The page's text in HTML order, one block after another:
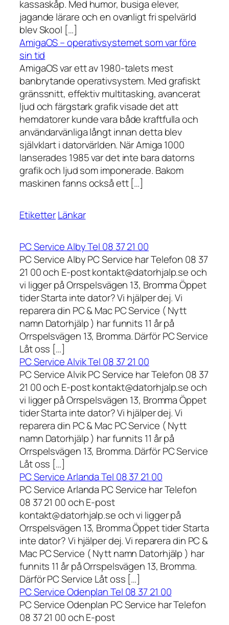
kassaskåp. Med humor, busiga elever,
jagande lärare och en ovanligt fri spelvärld
blev Skool […]
AmigaOS – operativsystemet som var före
sin tid
AmigaOS var ett av 1980-talets mest
banbrytande operativsystem. Med grafiskt
gränssnitt, effektiv multitasking, avancerat
ljud och färgstark grafik visade det att
hemdatorer kunde vara både kraftfulla och
användarvänliga långt innan detta blev
självklart i datorvärlden. När Amiga 1000
lanserades 1985 var det inte bara datorns
grafik och ljud som imponerade. Bakom
maskinen fanns också ett […]
EtiketterLänkar
PC Service Alby Tel 08 37 21 00
PC Service Alby PC Service har Telefon 08 37
21 00 och E-post kontakt@datorhjalp.se och
vi ligger på Orrspelsvägen 13, Bromma Öppet
tider Starta inte dator? Vi hjälper dej. Vi
reparera din PC & Mac PC Service ( Nytt
namn Datorhjälp ) har funnits 11 år på
Orrspelsvägen 13, Bromma. Därför PC Service
Låt oss […]
PC Service Alvik Tel 08 37 21 00
PC Service Alvik PC Service har Telefon 08 37
21 00 och E-post kontakt@datorhjalp.se och
vi ligger på Orrspelsvägen 13, Bromma Öppet
tider Starta inte dator? Vi hjälper dej. Vi
reparera din PC & Mac PC Service ( Nytt
namn Datorhjälp ) har funnits 11 år på
Orrspelsvägen 13, Bromma. Därför PC Service
Låt oss […]
PC Service Arlanda Tel 08 37 21 00
PC Service Arlanda PC Service har Telefon
08 37 21 00 och E-post
kontakt@datorhjalp.se och vi ligger på
Orrspelsvägen 13, Bromma Öppet tider Starta
inte dator? Vi hjälper dej. Vi reparera din PC &
Mac PC Service ( Nytt namn Datorhjälp ) har
funnits 11 år på Orrspelsvägen 13, Bromma.
Därför PC Service Låt oss […]
PC Service Odenplan Tel 08 37 21 00
PC Service Odenplan PC Service har Telefon
08 37 21 00 och E-post